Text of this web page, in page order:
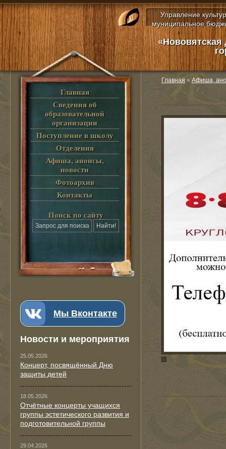
Главная
Сведения об
образовательной
организации
Поступление в школу
Отделения
Афиша, анонсы,
новости
Фотоархив
Контакты
Поиск по сайту
Мы Вконтакте
Новости и мероприятия
25.05.2026
Концерт, посвящённый Дню
защиты детей
18.05.2026
Отчётные концерты учащихся
группы эстетического развития и
подготовительной группы
29.04.2026
Управление
муниципальное
«Нововятская
Главная » Афиша,